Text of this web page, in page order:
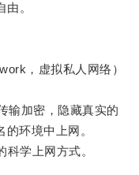
。
，虚拟私人网络）
加密，隐藏真实的
环境中上网。
学上网方式。